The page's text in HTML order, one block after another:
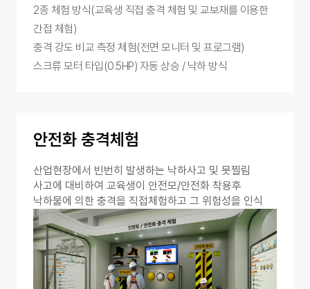
2종 체험 방식(교육생 직접 충격 체험 및 교보재를 이용한
간접 체험)
충격 강도 비교 측정 체험(전면 모니터 및 프로그램)
스크류 모터 타입(0.5HP) 자동 상승 / 낙하 방식
안전화 충격체험
산업현장에서 빈번히 발생하는 낙하사고 및 못찔림
사고에 대비하여 교육생이 안전모/안전화 착용후
낙하물에 의한 충격을 직접체험하고 그 위험성을 인식